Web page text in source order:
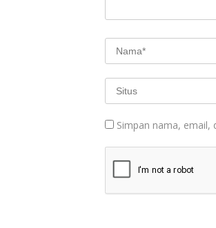
Simpan nama, email,